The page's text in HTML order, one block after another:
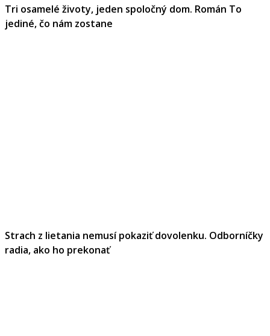
Tri osamelé životy, jeden spoločný dom. Román To
jediné, čo nám zostane
Strach z lietania nemusí pokaziť dovolenku. Odborníčky
radia, ako ho prekonať